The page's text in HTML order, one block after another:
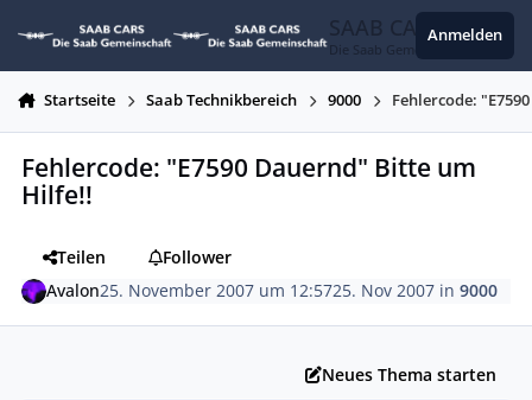
SAAB CARS
Die Saab Gemeinschaft
Anmelden
Startseite Saab Technikbereich 9000 Fehlercode:
Fehlercode: "E7590 Dauernd" Bitte um
Hilfe!!
Teilen
Follower
Avalon25. November 2007 um 12:5725. Nov 2007 in9000
Neues Thema starten